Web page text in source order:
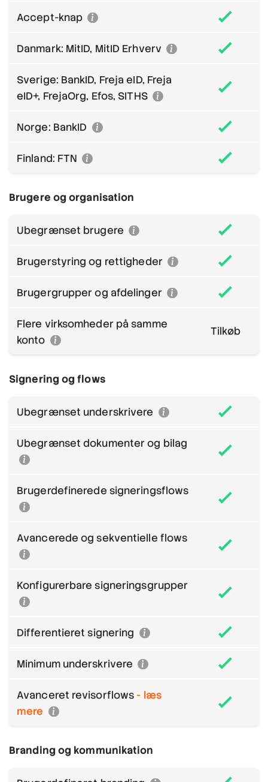
Accept-knap
Danmark: MitID, MitID Erhverv
Sverige: BankID, Freja eID, Freja
eID+, FrejaOrg, Efos, SITHS
Norge: BankID
Finland: FTN
Brugere og organisation
Ubegrænset brugere
Brugerstyring og rettigheder
Brugergrupper og afdelinger
Flere virksomheder på samme
konto
Tilkøb
Signering og flows
Ubegrænset underskrivere
Ubegrænset dokumenter og bilag
Brugerdefinerede signeringsflows
Avancerede og sekventielle flows
Konfigurerbare signeringsgrupper
Differentieret signering
Minimum underskrivere
Avanceret revisorflows - læs
mere
Branding og kommunikation